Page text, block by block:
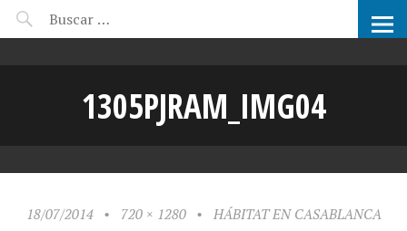
CANDIDATOS ARCHIPRIX
1305PJRAM_IMG04
18/07/2014 • 720 × 1280 •
HÁBITAT EN CASABLANCA